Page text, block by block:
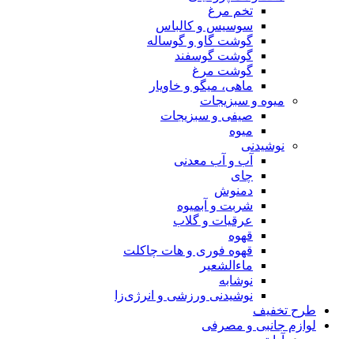
تخم مرغ
سوسیس و کالباس
گوشت گاو و گوساله
گوشت گوسفند
گوشت مرغ
ماهی، میگو و خاویار
میوه و سبزیجات
صیفی و سبزیجات
میوه
نوشیدنی
آب و آب معدنی
چای
دمنوش
شربت و آبمیوه
عرقیات و گلاب
قهوه
قهوه فوری و هات چاکلت
ماءالشعیر
نوشابه
نوشیدنی ورزشی و انرژی‌زا
طرح تخفیف
لوازم جانبی و مصرفی